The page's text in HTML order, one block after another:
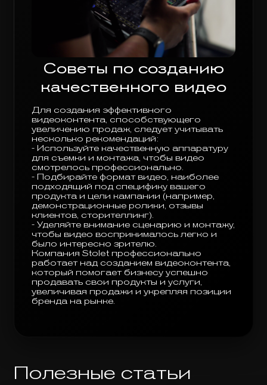
Советы по созданию
качественного видео
Для создания эффективного
видеоконтента, способствующего
увеличению продаж, следует учитывать
несколько рекомендаций:
- Используйте качественную аппаратуру
для съемки и монтажа, чтобы видео
смотрелось профессионально.
- Подбирайте формат видео, наиболее
подходящий под специфику вашего
продукта и цели кампании (например,
демонстрационные ролики, отзывы
клиентов, сторителлинг).
- Уделяйте внимание сценарию и монтажу,
чтобы видео воспринималось легко и
было интересно зрителю.
Компания Stolet профессионально
работает над созданием видеоконтента,
который помогает бизнесу успешно
продавать свои продукты и услуги,
увеличивая продажи и укрепляя позиции
бренда на рынке.
Полезные статьи